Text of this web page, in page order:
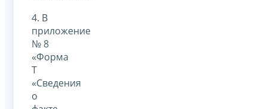
4. В
приложение
№ 8
«Форма
Т
«Сведения
о